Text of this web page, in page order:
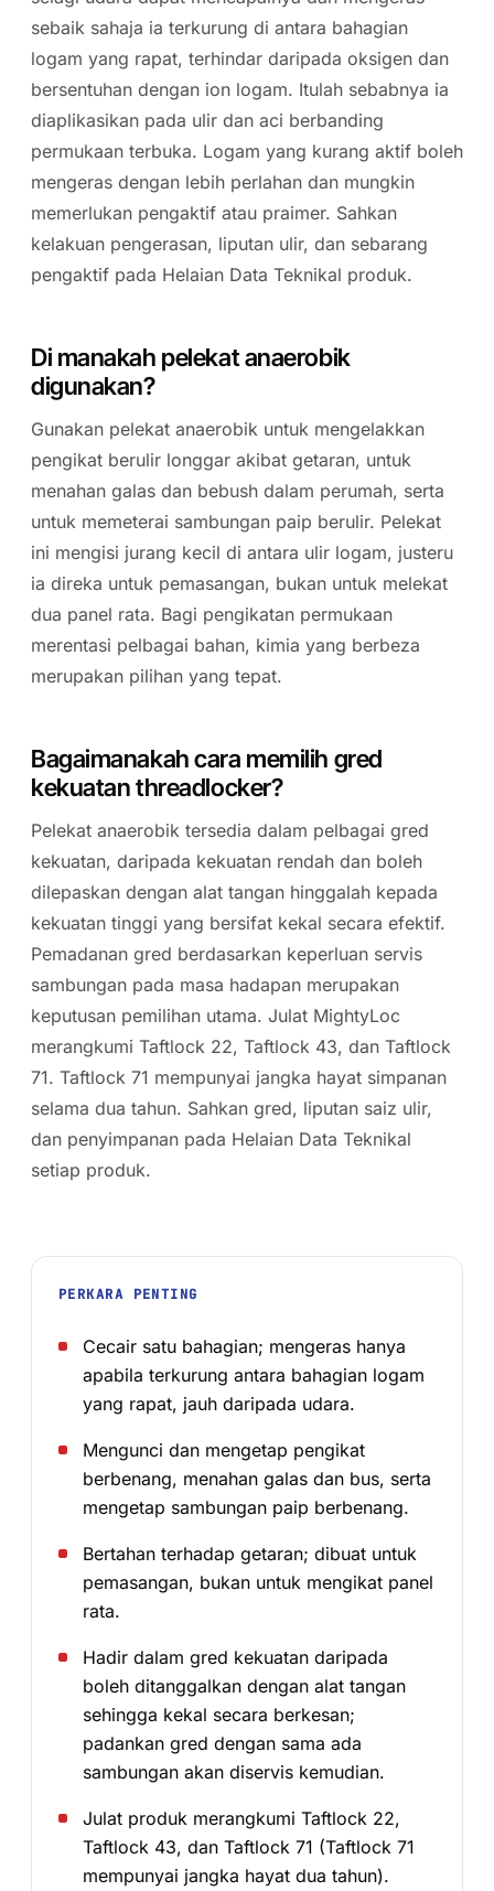
sebaik sahaja ia terkurung di antara bahagian
logam yang rapat, terhindar daripada oksigen dan
bersentuhan dengan ion logam. Itulah sebabnya ia
diaplikasikan pada ulir dan aci berbanding
permukaan terbuka. Logam yang kurang aktif boleh
mengeras dengan lebih perlahan dan mungkin
memerlukan pengaktif atau praimer. Sahkan
kelakuan pengerasan, liputan ulir, dan sebarang
pengaktif pada Helaian Data Teknikal produk.
Di manakah pelekat anaerobik
digunakan?
Gunakan pelekat anaerobik untuk mengelakkan
pengikat berulir longgar akibat getaran, untuk
menahan galas dan bebush dalam perumah, serta
untuk memeterai sambungan paip berulir. Pelekat
ini mengisi jurang kecil di antara ulir logam, justeru
ia direka untuk pemasangan, bukan untuk melekat
dua panel rata. Bagi pengikatan permukaan
merentasi pelbagai bahan, kimia yang berbeza
merupakan pilihan yang tepat.
Bagaimanakah cara memilih gred
kekuatan threadlocker?
Pelekat anaerobik tersedia dalam pelbagai gred
kekuatan, daripada kekuatan rendah dan boleh
dilepaskan dengan alat tangan hinggalah kepada
kekuatan tinggi yang bersifat kekal secara efektif.
Pemadanan gred berdasarkan keperluan servis
sambungan pada masa hadapan merupakan
keputusan pemilihan utama. Julat MightyLoc
merangkumi Taftlock 22, Taftlock 43, dan Taftlock
71. Taftlock 71 mempunyai jangka hayat simpanan
selama dua tahun. Sahkan gred, liputan saiz ulir,
dan penyimpanan pada Helaian Data Teknikal
setiap produk.
PERKARA PENTING
Cecair satu bahagian; mengeras hanya
apabila terkurung antara bahagian logam
yang rapat, jauh daripada udara.
Mengunci dan mengetap pengikat
berbenang, menahan galas dan bus, serta
mengetap sambungan paip berbenang.
Bertahan terhadap getaran; dibuat untuk
pemasangan, bukan untuk mengikat panel
rata.
Hadir dalam gred kekuatan daripada
boleh ditanggalkan dengan alat tangan
sehingga kekal secara berkesan;
padankan gred dengan sama ada
sambungan akan diservis kemudian.
Julat produk merangkumi Taftlock 22,
Taftlock 43, dan Taftlock 71 (Taftlock 71
mempunyai jangka hayat dua tahun).